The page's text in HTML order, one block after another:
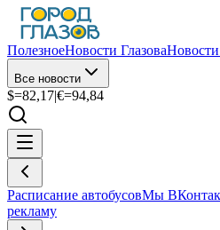
ПолезноеНовости Глазова
Все новости
$=82,17|€=94,84
Расписание автобусовМы
рекламу